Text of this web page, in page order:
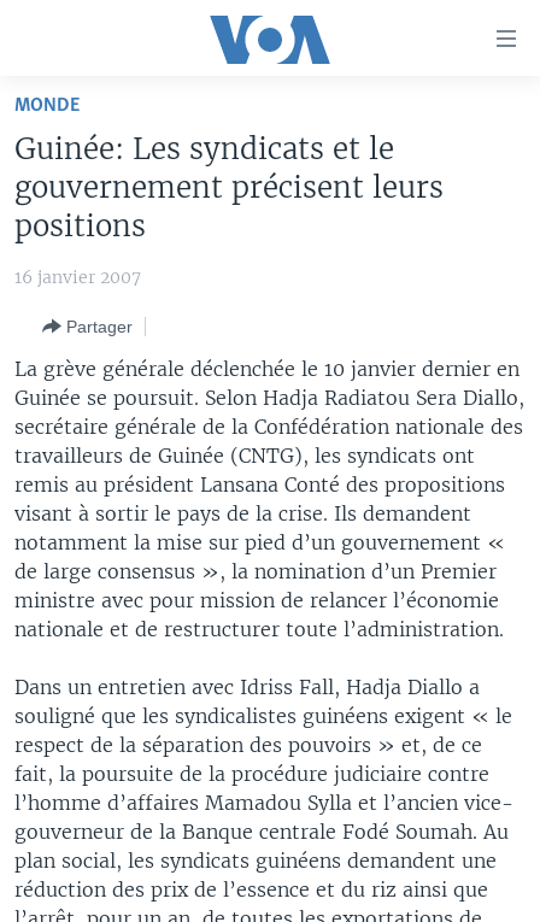
Retour
navigation
principale
Retour
recherche
ÉTATS-UNIS
LE MONDE AUJOURD'HUI
FOCUS SAHEL
REPORTAGES
VOUS + NOUS
CARNET DE SANTÉ
RADIO
LE MONDE AU FÉMININ
L'AMÉRIQUE ET VOUS
DIALOGUE DES RELIGIONS
RM SHOW
LINGALA
SANGO
Apprenez L'anglais
SUIVEZ-NOUS
Langues
MONDE
Guinée: Les syndicats et le
gouvernement précisent leurs
positions
16 janvier 2007
Partager
La grève générale déclenchée le 10 janvier dernier en
Guinée se poursuit. Selon Hadja Radiatou Sera Diallo,
secrétaire générale de la Confédération nationale des
travailleurs de Guinée (CNTG), les syndicats ont
remis au président Lansana Conté des propositions
visant à sortir le pays de la crise. Ils demandent
notamment la mise sur pied d’un gouvernement «
de large consensus », la nomination d’un Premier
ministre avec pour mission de relancer l’économie
nationale et de restructurer toute l’administration.
Dans un entretien avec Idriss Fall, Hadja Diallo a
souligné que les syndicalistes guinéens exigent « le
respect de la séparation des pouvoirs » et, de ce
fait, la poursuite de la procédure judiciaire contre
l’homme d’affaires Mamadou Sylla et l’ancien vice-
gouverneur de la Banque centrale Fodé Soumah. Au
plan social, les syndicats guinéens demandent une
réduction des prix de l’essence et du riz ainsi que